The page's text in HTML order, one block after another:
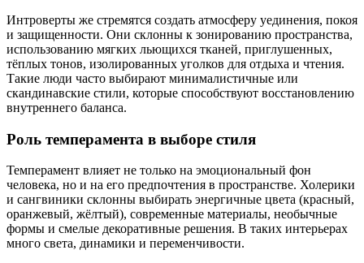
Интроверты же стремятся создать атмосферу уединения, покоя
и защищенности. Они склонны к зонированию пространства,
использованию мягких льющихся тканей, приглушенных,
тёплых тонов, изолированных уголков для отдыха и чтения.
Такие люди часто выбирают минималистичные или
скандинавские стили, которые способствуют восстановлению
внутреннего баланса.
Роль темперамента в выборе стиля
Темперамент влияет не только на эмоциональный фон
человека, но и на его предпочтения в пространстве. Холерики
и сангвиники склонны выбирать энергичные цвета (красный,
оранжевый, жёлтый), современные материалы, необычные
формы и смелые декоративные решения. В таких интерьерах
много света, динамики и переменчивости.